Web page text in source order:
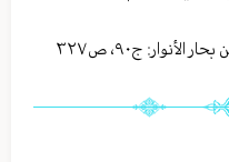
الأنوار: ج٩٠، ص٣٢٧